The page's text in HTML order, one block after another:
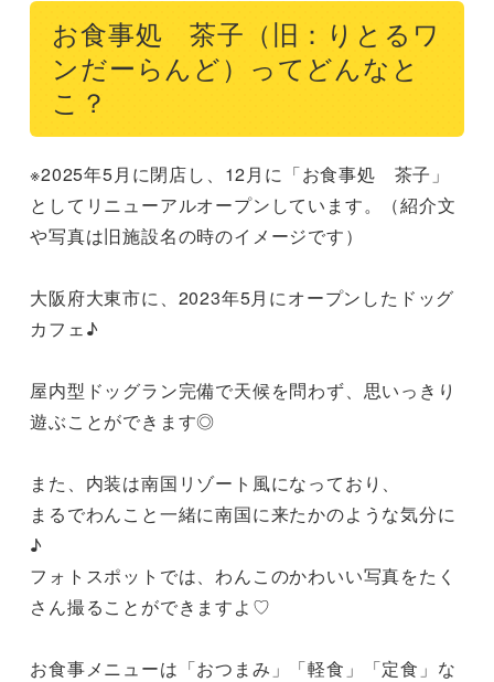
お食事処 茶子（旧：りとるワ
ンだーらんど）ってどんなと
こ？
※2025年5月に閉店し、12月に「お食事処　茶子」
としてリニューアルオープンしています。（紹介文
や写真は旧施設名の時のイメージです）
大阪府大東市に、2023年5月にオープンしたドッグ
カフェ♪
屋内型ドッグラン完備で天候を問わず、思いっきり
遊ぶことができます◎
また、内装は南国リゾート風になっており、
まるでわんこと一緒に南国に来たかのような気分に
♪
フォトスポットでは、わんこのかわいい写真をたく
さん撮ることができますよ♡
お食事メニューは「おつまみ」「軽食」「定食」な